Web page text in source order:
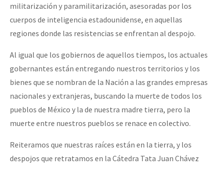
militarización y paramilitarización, asesoradas por los
cuerpos de inteligencia estadounidense, en aquellas
regiones donde las resistencias se enfrentan al despojo.
Al igual que los gobiernos de aquellos tiempos, los actuales
gobernantes están entregando nuestros territorios y los
bienes que se nombran de la Nación a las grandes empresas
nacionales y extranjeras, buscando la muerte de todos los
pueblos de México y la de nuestra madre tierra, pero la
muerte entre nuestros pueblos se renace en colectivo.
Reiteramos que nuestras raíces están en la tierra, y los
despojos que retratamos en la Cátedra Tata Juan Chávez